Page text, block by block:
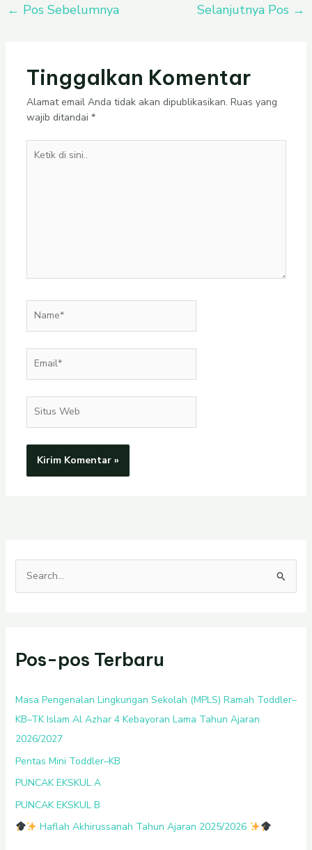
← Pos Sebelumnya Selanjutnya Pos →
Tinggalkan Komentar
Alamat email Anda tidak akan dipublikasikan. Ruas yang
wajib ditandai *
Web
a
u
t
u
k
Pos-pos Terbaru
Masa Pengenalan Lingkungan Sekolah (MPLS) Ramah Toddler–
KB–TK Islam Al Azhar 4 Kebayoran Lama Tahun Ajaran
2026/2027
Pentas Mini Toddler–KB
PUNCAK EKSKUL A
PUNCAK EKSKUL B
Haflah Akhirussanah Tahun Ajaran 2025/2026